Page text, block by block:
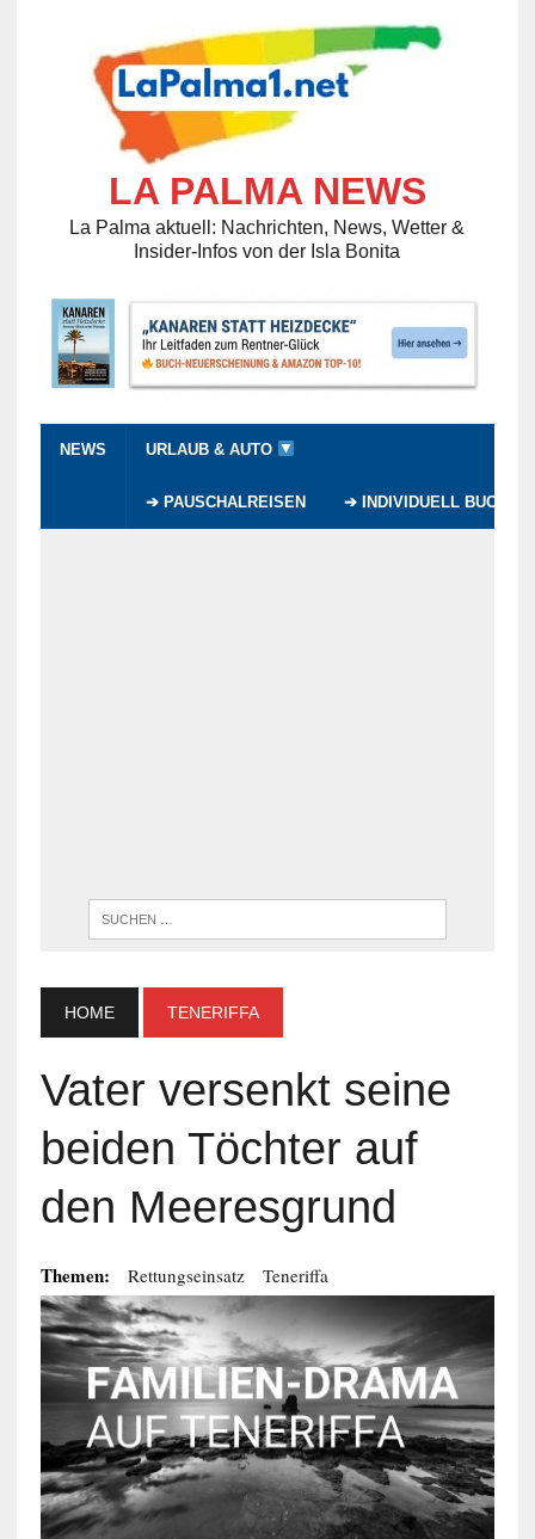
LA PALMA NEWS
La Palma aktuell: Nachrichten, News, Wetter &
Insider-Infos von der Isla Bonita
NEWS URLAUB & AUTO
➔ PAUSCHALREISEN ➔ INDIVIDUELL BUCHEN
HOME TENERIFFA
Vater versenkt seine
beiden Töchter auf
den Meeresgrund
Themen: Rettungseinsatz Teneriffa